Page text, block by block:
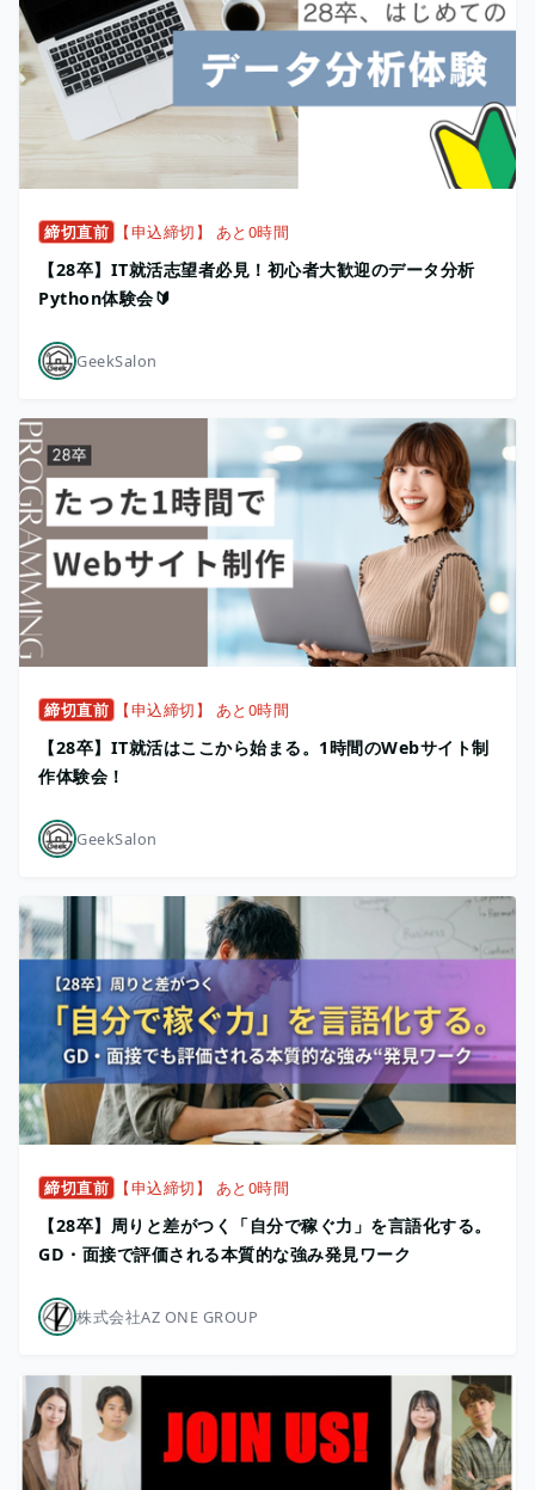
締切直前 【申込締切】 あと0時間
【28卒】IT就活志望者必見！初心者大歓迎のデータ分析
Python体験会🔰
GeekSalon
締切直前 【申込締切】 あと0時間
【28卒】IT就活はここから始まる。1時間のWebサイト制
作体験会！
GeekSalon
締切直前 【申込締切】 あと0時間
【28卒】周りと差がつく「自分で稼ぐ力」を言語化する。
GD・面接で評価される本質的な強み発見ワーク
株式会社AZ ONE GROUP